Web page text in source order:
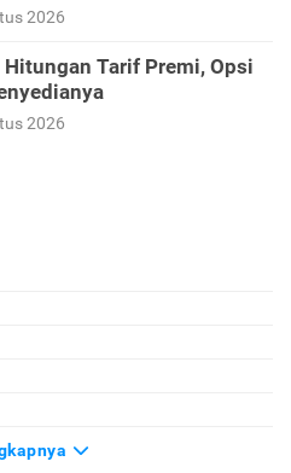
2026
Tarif Premi, Opsi
2026